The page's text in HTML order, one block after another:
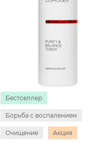
Бестселлер
Борьба с воспалением
Очищение Акция